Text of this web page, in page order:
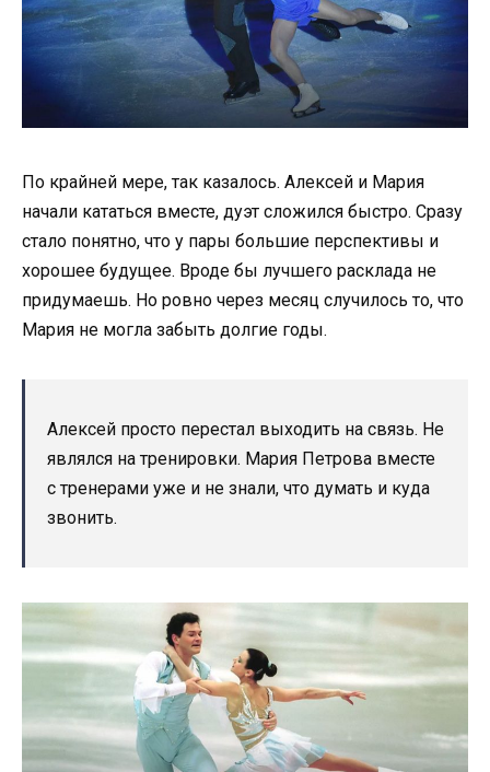
По крайней мере, так казалось. Алексей и Мария
начали кататься вместе, дуэт сложился быстро. Сразу
стало понятно, что у пары большие перспективы и
хорошее будущее. Вроде бы лучшего расклада не
придумаешь. Но ровно через месяц случилось то, что
Мария не могла забыть долгие годы.
Алексей просто перестал выходить на связь. Не
являлся на тренировки. Мария Петрова вместе
с тренерами уже и не знали, что думать и куда
звонить.